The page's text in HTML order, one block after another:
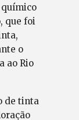
químico
que foi
o
ao Rio
de tinta